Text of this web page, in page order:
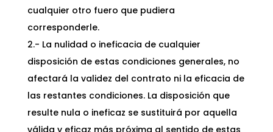
cualquier otro fuero que pudiera
corresponderle.
2.- La nulidad o ineficacia de cualquier
disposición de estas condiciones generales, no
afectará la validez del contrato ni la eficacia de
las restantes condiciones. La disposición que
resulte nula o ineficaz se sustituirá por aquella
válida y eficaz más próxima al sentido de estas